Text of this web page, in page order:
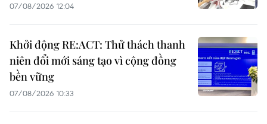
07/08/2026 12:04
Khởi động RE:ACT: Thử thách thanh
niên đổi mới sáng tạo vì cộng đồng
bền vững
07/08/2026 10:33